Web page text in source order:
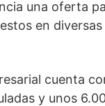
una oferta
en diversas
cuenta
y unos